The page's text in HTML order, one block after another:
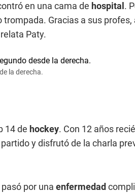
en una cama de hospital .
Gracias a sus profes,
Paty.
la derecha.
14 de hockey. Con 12 años
y disfrutó de la charla
por una enfermedad